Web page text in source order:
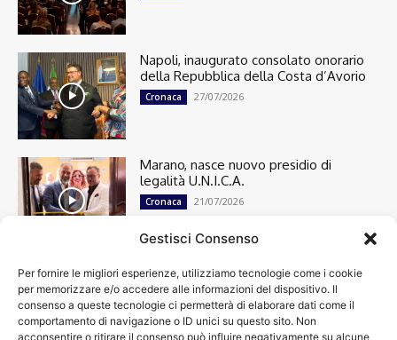
Gestisci Consenso
Per fornire le migliori esperienze, utilizziamo tecnologie come i cookie
per memorizzare e/o accedere alle informazioni del dispositivo. Il
consenso a queste tecnologie ci permetterà di elaborare dati come il
comportamento di navigazione o ID unici su questo sito. Non
acconsentire o ritirare il consenso può influire negativamente su alcune
Napoli, inaugurato consolato onorario
della Repubblica della Costa d’Avorio
Cronaca 27/07/2026
Marano, nasce nuovo presidio di
legalità U.N.I.C.A.
Cronaca 21/07/2026
Cronaca
13501
Attualità
7305
top